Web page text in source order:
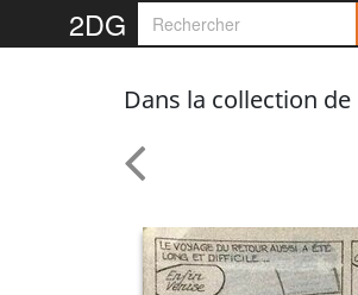
2DG
Dans la collection de